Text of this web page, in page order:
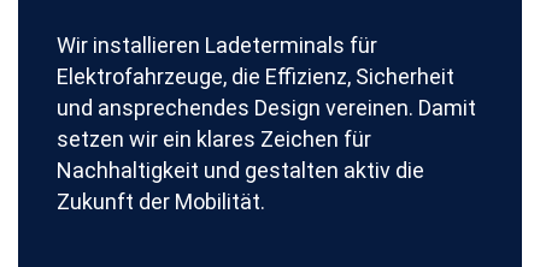
Wir installieren Ladeterminals für
Elektrofahrzeuge, die Effizienz, Sicherheit
und ansprechendes Design vereinen. Damit
setzen wir ein klares Zeichen für
Nachhaltigkeit und gestalten aktiv die
Zukunft der Mobilität.